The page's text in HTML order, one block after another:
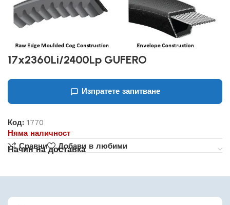
17x2360Li/2400Lp GUFERO
Изпратете запитване
Код:1770
Няма наличност
Сравни
Добави в любими
Начин на доставка